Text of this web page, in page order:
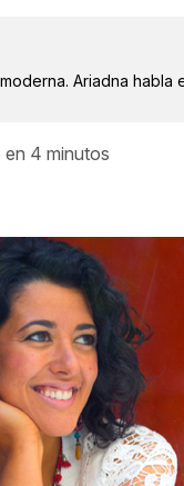
Ariadna
en 4 minutos